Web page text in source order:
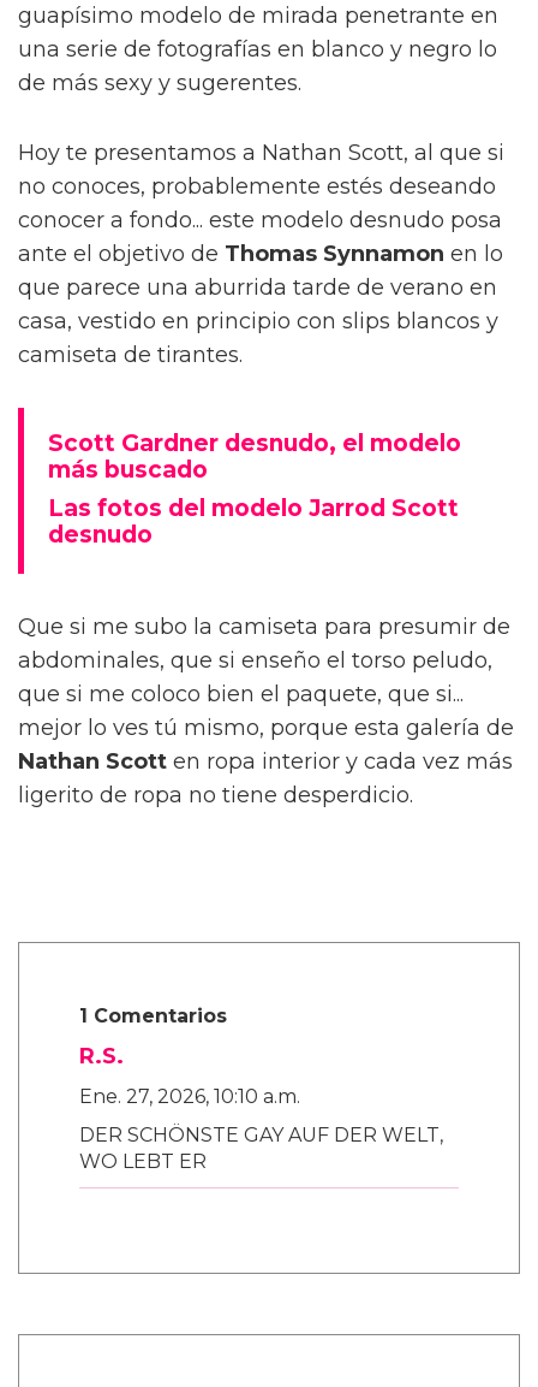
guapísimo modelo de mirada penetrante en
una serie de fotografías en blanco y negro lo
de más sexy y sugerentes.
Hoy te presentamos a Nathan Scott, al que si
no conoces, probablemente estés deseando
conocer a fondo... este modelo desnudo posa
ante el objetivo de Thomas Synnamon en lo
que parece una aburrida tarde de verano en
casa, vestido en principio con slips blancos y
camiseta de tirantes.
Scott Gardner desnudo, el modelo
más buscado
Las fotos del modelo Jarrod Scott
desnudo
Que si me subo la camiseta para presumir de
abdominales, que si enseño el torso peludo,
que si me coloco bien el paquete, que si...
mejor lo ves tú mismo, porque esta galería de
Nathan Scott en ropa interior y cada vez más
ligerito de ropa no tiene desperdicio.
1 Comentarios
R.S.
Ene. 27, 2026, 10:10 a.m.
DER SCHÖNSTE GAY AUF DER WELT,
WO LEBT ER